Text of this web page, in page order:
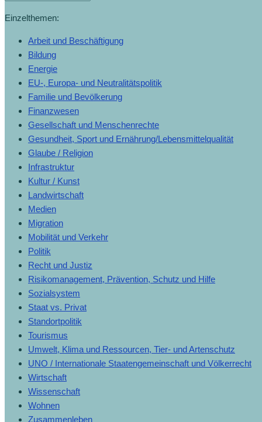
Einzelthemen:
Arbeit und Beschäftigung
Bildung
Energie
EU-, Europa- und Neutralitätspolitik
Familie und Bevölkerung
Finanzwesen
Gesellschaft und Menschenrechte
Gesundheit, Sport und Ernährung/Lebensmittelqualität
Glaube / Religion
Infrastruktur
Kultur / Kunst
Landwirtschaft
Medien
Migration
Mobilität und Verkehr
Politik
Recht und Justiz
Risikomanagement, Prävention, Schutz und Hilfe
Sozialsystem
Staat vs. Privat
Standortpolitik
Tourismus
Umwelt, Klima und Ressourcen, Tier- und Artenschutz
UNO / Internationale Staatengemeinschaft und Völkerrecht
Wirtschaft
Wissenschaft
Wohnen
Zusammenleben